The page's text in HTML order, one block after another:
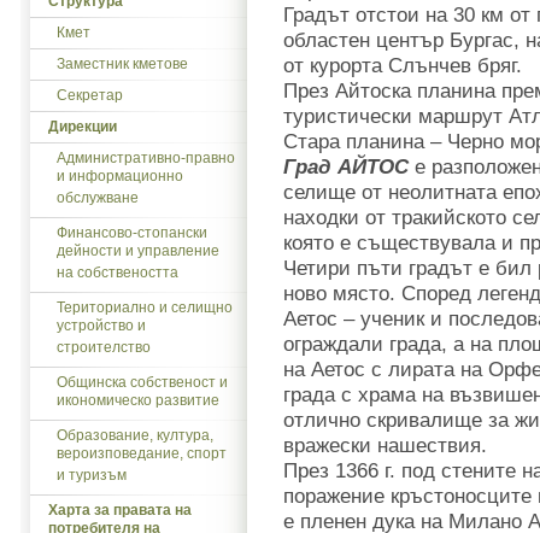
Кмет
Заместник кметове
Секретар
Дирекции
Административно-правно
и информационно
обслужване
Финансово-стопански
дейности и управление
на собствеността
Териториално и селищно
устройство и
строителство
Общинска собственост и
икономическо развитие
Образование, култура,
вероизповедание, спорт
и туризъм
Харта за правата на
Градът отстои на 30 км
областен център Бургас,
от курорта Слънчев бряг.
През Айтоска планина
туристически маршрут
Стара планина – Черно
Град АЙТОСе
селище от неолитната
находки от тракийското
която е съществувала
Четири пъти градът е
ново място. Според
Аетос – ученик и
ограждали града, а на
на Аетос с лирата на
града с храма на
отлично скривалище за
вражески нашествия.
През 1366 г. под стените
поражение
е пленен дука на Милано